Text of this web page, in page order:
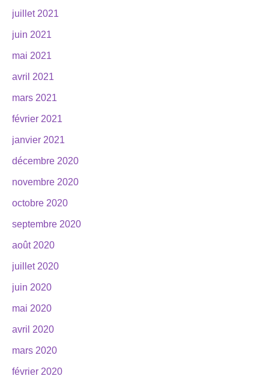
juillet 2021
juin 2021
mai 2021
avril 2021
mars 2021
février 2021
janvier 2021
décembre 2020
novembre 2020
octobre 2020
septembre 2020
août 2020
juillet 2020
juin 2020
mai 2020
avril 2020
mars 2020
février 2020